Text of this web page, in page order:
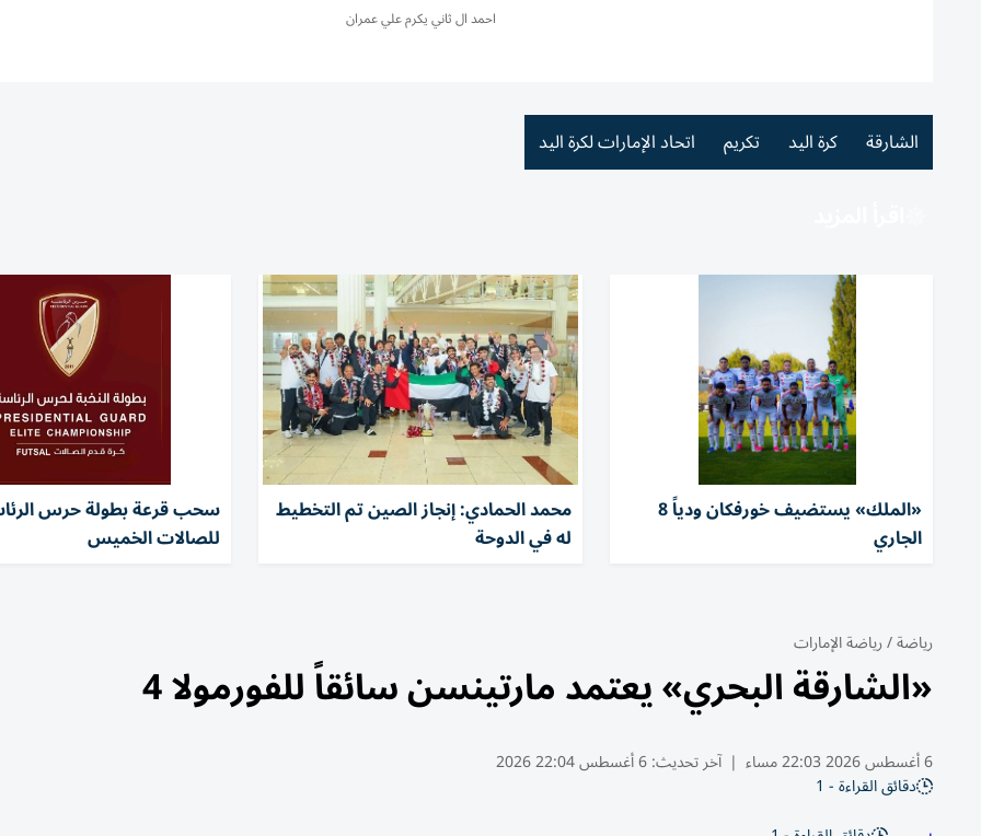
احمد ال ثاني يكرم علي عمران
الشارقة كرة اليد تكريم اتحاد الإمارات لكرة اليد
«الملك» يستضيف خورفكان ودياً 8
الجاري
محمد الحمادي: إنجاز الصين تم التخطيط
له في الدوحة
سحب قرعة بطولة حرس
للصالات الخميس
رياضة/رياضة الإمارات
«الشارقة البحري» يعتمد مارتينسن سائقاً للفورمولا 4
6 أغسطس 2026 22:03 مساء | آخر تحديث:6 أغسطس 22:04 2026
دقائق القراءة - 1